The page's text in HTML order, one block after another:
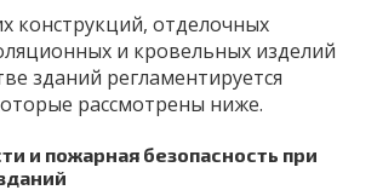
конструкций, отделочных
и кровельных изделий
зданий регламентируется
рассмотрены ниже.
и пожарная безопасность при